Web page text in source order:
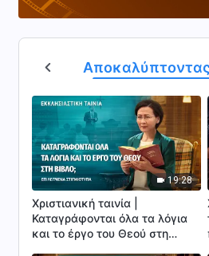
Αποκαλύπτοντας
19:28
Χριστιανική ταινία |
Καταγράφονται όλα τα λόγια
και το έργο του Θεού στη